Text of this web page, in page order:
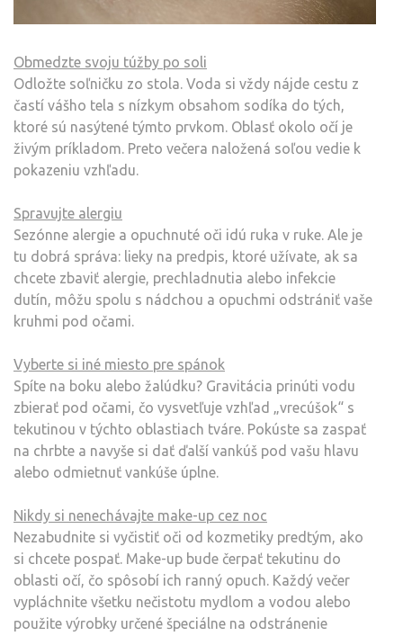
Obmedzte svoju túžby po soli
Odložte soľničku zo stola. Voda si vždy nájde cestu z
častí vášho tela s nízkym obsahom sodíka do tých,
ktoré sú nasýtené týmto prvkom. Oblasť okolo očí je
živým príkladom. Preto večera naložená soľou vedie k
pokazeniu vzhľadu.
Spravujte alergiu
Sezónne alergie a opuchnuté oči idú ruka v ruke. Ale je
tu dobrá správa: lieky na predpis, ktoré užívate, ak sa
chcete zbaviť alergie, prechladnutia alebo infekcie
dutín, môžu spolu s nádchou a opuchmi odstrániť vaše
kruhmi pod očami.
Vyberte si iné miesto pre spánok
Spíte na boku alebo žalúdku? Gravitácia prinúti vodu
zbierať pod očami, čo vysvetľuje vzhľad „vrecúšok“ s
tekutinou v týchto oblastiach tváre. Pokúste sa zaspať
na chrbte a navyše si dať ďalší vankúš pod vašu hlavu
alebo odmietnuť vankúše úplne.
Nikdy si nenechávajte make-up cez noc
Nezabudnite si vyčistiť oči od kozmetiky predtým, ako
si chcete pospať. Make-up bude čerpať tekutinu do
oblasti očí, čo spôsobí ich ranný opuch. Každý večer
vypláchnite všetku nečistotu mydlom a vodou alebo
použite výrobky určené špeciálne na odstránenie